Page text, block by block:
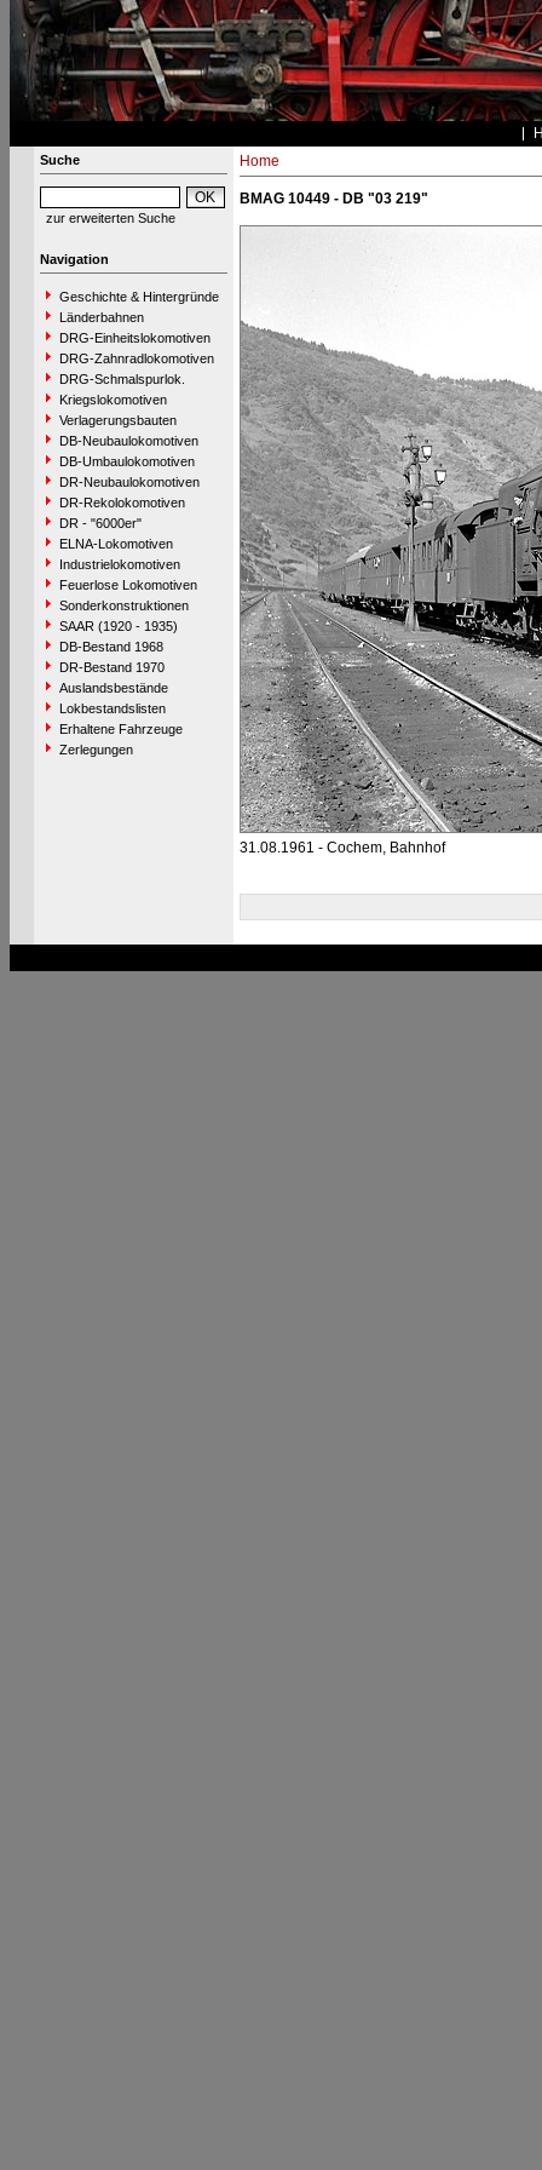
Suche
zur erweiterten Suche
Navigation
Geschichte & Hintergründe
Länderbahnen
DRG-Einheitslokomotiven
DRG-Zahnradlokomotiven
DRG-Schmalspurlok.
Kriegslokomotiven
Verlagerungsbauten
DB-Neubaulokomotiven
DB-Umbaulokomotiven
DR-Neubaulokomotiven
DR-Rekolokomotiven
DR - "6000er"
ELNA-Lokomotiven
Industrielokomotiven
Feuerlose Lokomotiven
Sonderkonstruktionen
SAAR (1920 - 1935)
DB-Bestand 1968
DR-Bestand 1970
Auslandsbestände
Lokbestandslisten
Erhaltene Fahrzeuge
Zerlegungen
Home
BMAG 10449 - DB "03 219"
31.08.1961 - Cochem, Bahnhof